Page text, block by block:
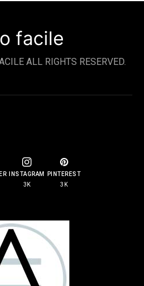
facile
ALL RIGHTS RESERVED.
INSTAGRAM
3K
PINTEREST
3K